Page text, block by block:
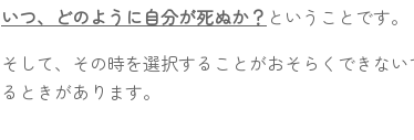
いつ、どのように自分が死ぬか？ ということです。
そして、その時を選択することがおそらくできな
るときがあります。